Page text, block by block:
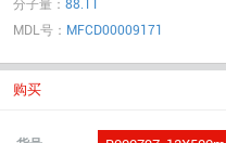
分子量： 88.11
MDL号： MFCD00009171
购买